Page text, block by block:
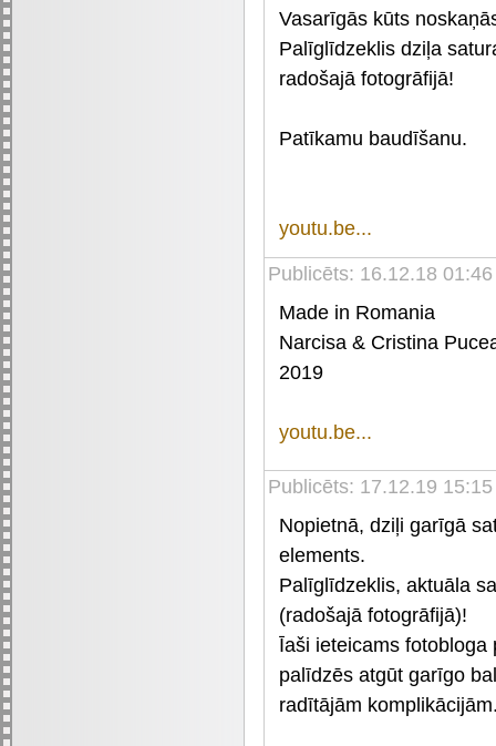
Vasarīgās kūts
Palīglīdzeklis dziļa
radošajā fotogrāfijā!
Patīkamu baudīšanu.
youtu.be...
Publicēts: 16.12.18 01:46
Made in Romania
Narcisa & Cristina
2019
youtu.be...
Publicēts: 17.12.19 15:15
Nopietnā, dziļi garīgā
elements.
Palīglīdzeklis, aktuāla
(radošajā fotogrāfijā)!
Īaši ieteicams fotobloga
palīdzēs atgūt garīgo
radītājām